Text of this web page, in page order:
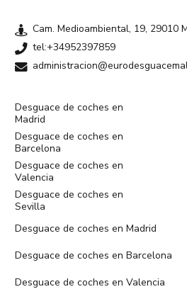
Cam. Medioambiental, 19, 29010
tel:+34952397859
Desguace de coches en
Madrid
Desguace de coches en
Barcelona
Desguace de coches en
Valencia
Desguace de coches en
Sevilla
Desguace de coches en Madrid
Desguace de coches en Barcelona
Desguace de coches en Valencia